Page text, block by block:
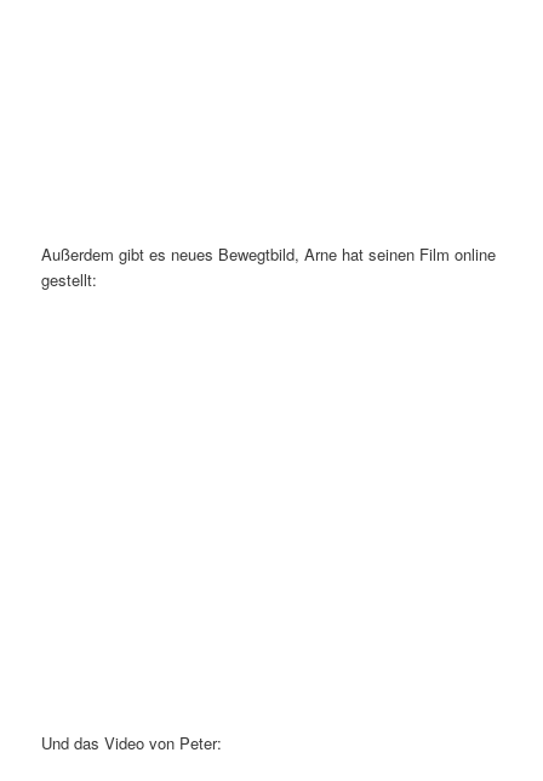
Außerdem gibt es neues Bewegtbild, Arne hat seinen Film online
gestellt:
Und das Video von Peter: